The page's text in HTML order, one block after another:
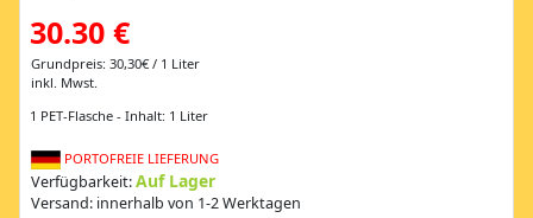
30.30 €
Grundpreis: 30,30€ / 1 Liter
inkl. Mwst.
1 PET-Flasche - Inhalt: 1 Liter
PORTOFREIE LIEFERUNG
Verfügbarkeit:Auf Lager
Versand: innerhalb von 1-2 Werktagen